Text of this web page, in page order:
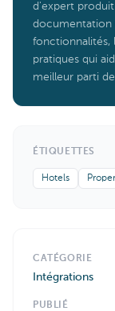
d'expert
documentation
fonctionnalités,
pratiques qui
meilleur parti
ÉTIQUETTES
Hotels
CATÉGORIE
Intégrations
PUBLIÉ